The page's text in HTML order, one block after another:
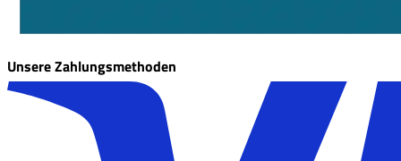
Unsere Zahlungsmethoden